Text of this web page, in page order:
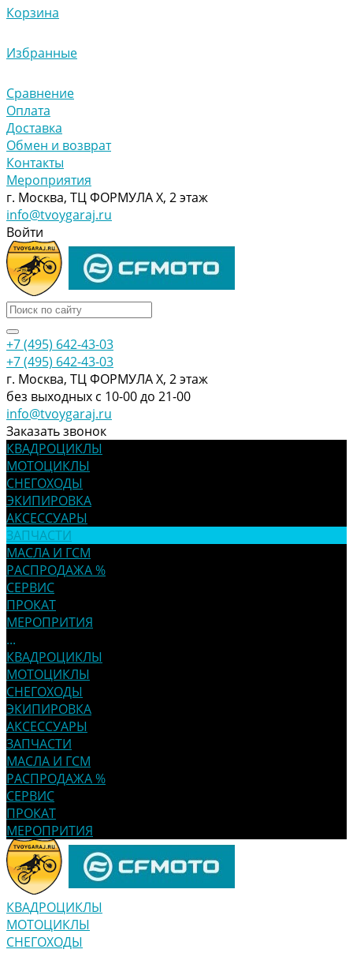
Корзина
Избранные
Сравнение
Оплата
Доставка
Обмен и возврат
Контакты
Мероприятия
г. Москва, ТЦ ФОРМУЛА Х, 2 этаж
info@tvoygaraj.ru
Войти
+7 (495) 642-43-03
+7 (495) 642-43-03
г. Москва, ТЦ ФОРМУЛА Х, 2 этаж
без выходных с 10-00 до 21-00
info@tvoygaraj.ru
Заказать звонок
КВАДРОЦИКЛЫ
МОТОЦИКЛЫ
СНЕГОХОДЫ
ЭКИПИРОВКА
АКСЕССУАРЫ
ЗАПЧАСТИ
МАСЛА И ГСМ
РАСПРОДАЖА %
СЕРВИС
ПРОКАТ
МЕРОПРИТИЯ
...
КВАДРОЦИКЛЫ
МОТОЦИКЛЫ
СНЕГОХОДЫ
ЭКИПИРОВКА
АКСЕССУАРЫ
ЗАПЧАСТИ
МАСЛА И ГСМ
РАСПРОДАЖА %
СЕРВИС
ПРОКАТ
МЕРОПРИТИЯ
КВАДРОЦИКЛЫ
МОТОЦИКЛЫ
СНЕГОХОДЫ